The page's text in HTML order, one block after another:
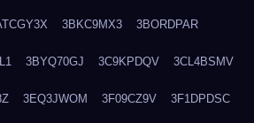
3BKC9MX3 3BORDPAR
3BYQ70GJ 3C9KPDQV 3CL4BSMV
3EQ3JWOM 3F09CZ9V 3F1DPDSC